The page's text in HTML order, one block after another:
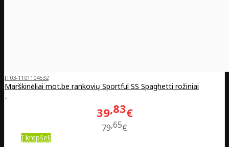
IT03-1101104532
Marškinėliai mot.be rankovių Sportful SS Spaghetti rožiniai
..
39 83€
79 65€
Į krepšelį